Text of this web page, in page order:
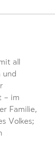
all
und
– im
Familie,
Volkes;